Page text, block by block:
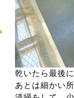
乾いたら最後
あとは細かい